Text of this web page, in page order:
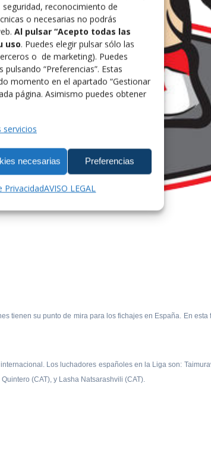
reconocimiento de
o necesarias no podrás
Al pulsar “Acepto todas las
uso. Puedes elegir pulsar sólo las
o de marketing). Puedes
“Preferencias”. Estas
momento en el apartado “Gestionar
página. Asimismo puedes obtener
servicios
necesarias Preferencias
PrivacidadAVISO LEGAL
tienen su punto de mira para los fichajes en España. En
Los luchadores españoles en la Liga son:
(CAT), y Lasha Natsarashvili (CAT).